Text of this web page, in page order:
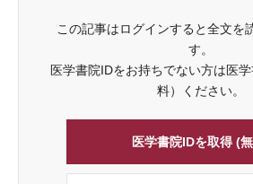
この記事はログインすると全文を
す。
医学書院IDをお持ちでない方は医
料）ください。
医学書院IDを取得 (